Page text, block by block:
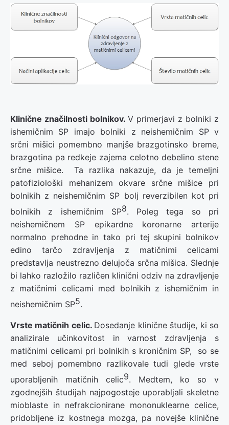
Klinične značilnosti bolnikov. V primerjavi z bolniki z
ishemičnim SP imajo bolniki z neishemičnim SP v
srčni mišici pomembno manjše brazgotinsko breme,
brazgotina pa redkeje zajema celotno debelino stene
srčne mišice. Ta razlika nakazuje, da je temeljni
patofiziološki mehanizem okvare srčne mišice pri
bolnikih z neishemičnim SP bolj reverzibilen kot pri
bolnikih z ishemičnim SP8. Poleg tega so pri
neishemičnem SP epikardne koronarne arterije
normalno prehodne in tako pri tej skupini bolnikov
edino tarčo zdravljenja z matičnimi celicami
predstavlja neustrezno delujoča srčna mišica. Slednje
bi lahko razložilo različen klinični odziv na zdravljenje
z matičnimi celicami med bolnikih z ishemičnim in
neishemičnim SP5.
Vrste matičnih celic. Dosedanje klinične študije, ki so
analizirale učinkovitost in varnost zdravljenja s
matičnimi celicami pri bolnikih s kroničnim SP, so se
med seboj pomembno razlikovale tudi glede vrste
uporabljenih matičnih celic9. Medtem, ko so v
zgodnejših študijah najpogosteje uporabljali skeletne
mioblaste in nefrakcionirane mononuklearne celice,
pridobljene iz kostnega mozga, pa novejše klinične